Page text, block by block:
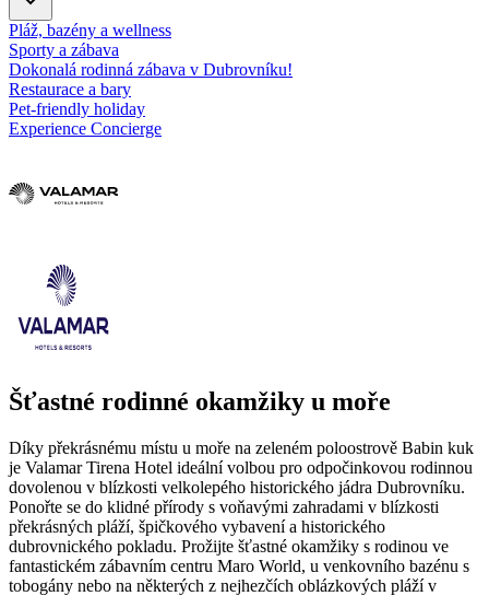
Pláž, bazény a wellness
Sporty a zábava
Dokonalá rodinná zábava v Dubrovníku!
Restaurace a bary
Pet-friendly holiday
Experience Concierge
Šťastné rodinné okamžiky u moře
Díky překrásnému místu u moře na zeleném poloostrově Babin kuk
je Valamar Tirena Hotel ideální volbou pro odpočinkovou rodinnou
dovolenou v blízkosti velkolepého historického jádra Dubrovníku.
Ponořte se do klidné přírody s voňavými zahradami v blízkosti
překrásných pláží, špičkového vybavení a historického
dubrovnického pokladu. Prožijte šťastné okamžiky s rodinou ve
fantastickém zábavním centru Maro World, u venkovního bazénu s
tobogány nebo na některých z nejhezčích oblázkových pláží v